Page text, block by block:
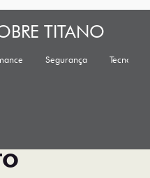
TITANO
Segurança Tecnologia